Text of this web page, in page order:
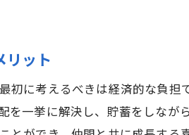
仲間と共に働
多様な経験を
寮付き建設業で働
リット
初に考えるべきは経済的な負
を一挙に解決し、貯蓄をしな